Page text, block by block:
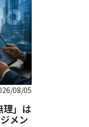
08/05
理」は
メン